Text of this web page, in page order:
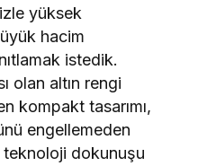
yüksek
hacim
istedik.
olan altın rengi
kompakt tasarımı,
engellemeden
dokunuşu